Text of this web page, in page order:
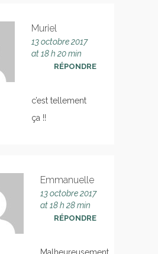
Muriel
13 octobre 2017
at 18 h 20 min
RÉPONDRE
c’est tellement
ça !!
Emmanuelle
13 octobre 2017
at 18 h 28 min
RÉPONDRE